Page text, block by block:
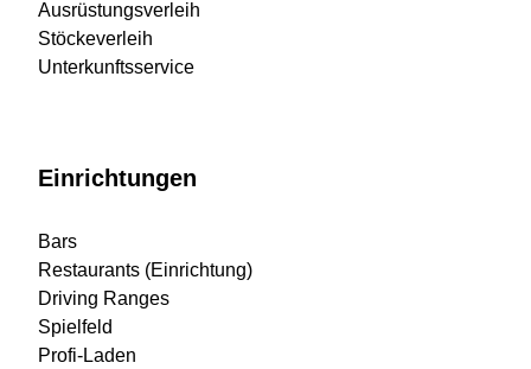
Ausrüstungsverleih
Stöckeverleih
Unterkunftsservice
Einrichtungen
Bars
Restaurants (Einrichtung)
Driving Ranges
Spielfeld
Profi-Laden